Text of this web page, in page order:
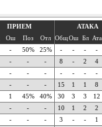
ПРИЕМ АТАКА
Ош Поз Отл ОбщОш Бл Ата
- 50% 25% - - - -
- - - 8 - 2 4
- - - - - - -
- - - 15 1 1 8
1 45% 40% 30 3 3 12
- - - 10 1 2 2
- - - 3 - - 1